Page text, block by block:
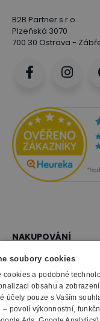
Inspirujte
našem
+
+ +
+
Díky širokému
tvoří kolekce
pro kanceláře,
B2B Partner s.r.o.
Plzeňská 3070
700 30 Ostrava -
NAKUPOVÁNÍ
Vše o nákupu
Obchodní podmínky
Doprava a montáž
Možnosti platby
Záruka, servis,
SLUŽBY
Naše katalogy
Reklamační formulář
O FIRMĚ
soubory cookies
cookies a podobné
obsahu a
účely pouze s Vaším
– povolí výkonnostní,